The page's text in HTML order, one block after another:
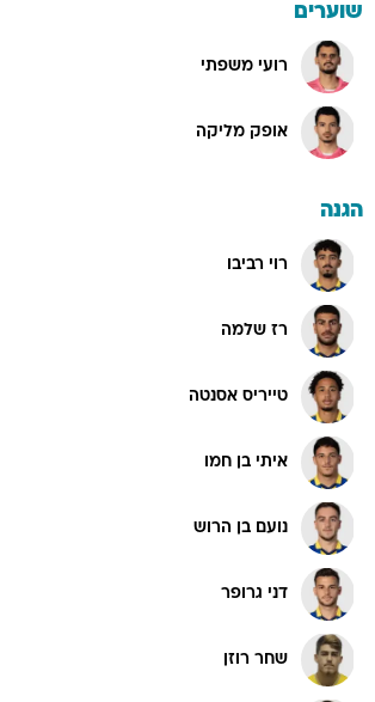
שוערים
רועי משפתי
אופק מליקה
הגנה
רוי רביבו
רז שלמה
טייריס אסנטה
איתי בן חמו
נועם בן הרוש
דני גרופר
שחר רוזן